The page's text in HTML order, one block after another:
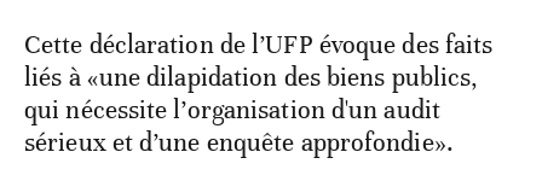
Cette déclaration de l’UFP évoque des faits
liés à «une dilapidation des biens publics,
qui nécessite l’organisation d'un audit
sérieux et d’une enquête approfondie».